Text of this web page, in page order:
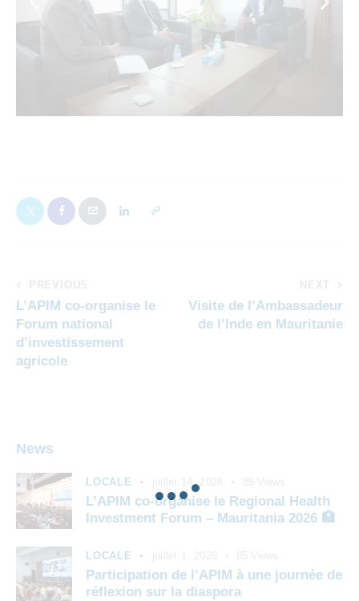
L’APIM co-organise le
Forum national
d’investissement
agricole
Visite de l’Ambassadeur
de l’Inde en Mauritanie
News
LOCALE juillet 14, 2026
L’APIM co-organise le Regional Health
Investment Forum – Mauritania 2026 🏥
LOCALE
Participation de l’APIM à une journée de
réflexion sur la diaspora